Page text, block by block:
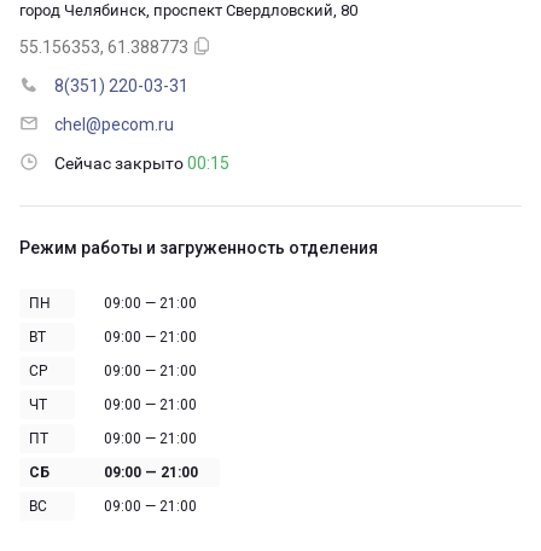
город Челябинск, проспект Свердловский, 80
55.156353, 61.388773
8(351) 220-03-31
chel@pecom.ru
Сейчас закрыто00:15
Режим работы и загруженность отделения
ПН
09:00 — 21:00
ВТ
09:00 — 21:00
СР
09:00 — 21:00
ЧТ
09:00 — 21:00
ПТ
09:00 — 21:00
СБ
09:00 — 21:00
ВС
09:00 — 21:00